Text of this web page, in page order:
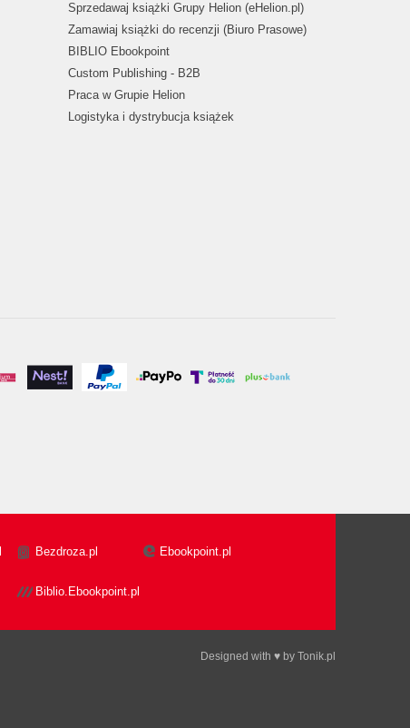
Sprzedawaj książki Grupy Helion (eHelion.pl)
Zamawiaj książki do recenzji (Biuro Prasowe)
BIBLIO Ebookpoint
Custom Publishing - B2B
Praca w Grupie Helion
Logistyka i dystrybucja książek
Bezdroza.pl Ebookpoint.pl
Biblio.Ebookpoint.pl
Designed with ♥ by Tonik.pl